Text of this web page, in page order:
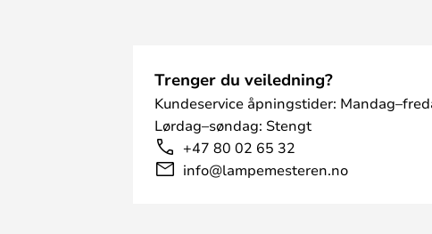
Trenger du veiledning?
Kundeservice åpningstider:
Lørdag–søndag: Stengt
+47 80 02 65 32
info@lampemesteren.no